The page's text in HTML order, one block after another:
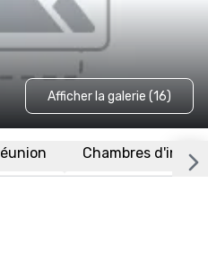
Afficher la galerie (16)
Chambres